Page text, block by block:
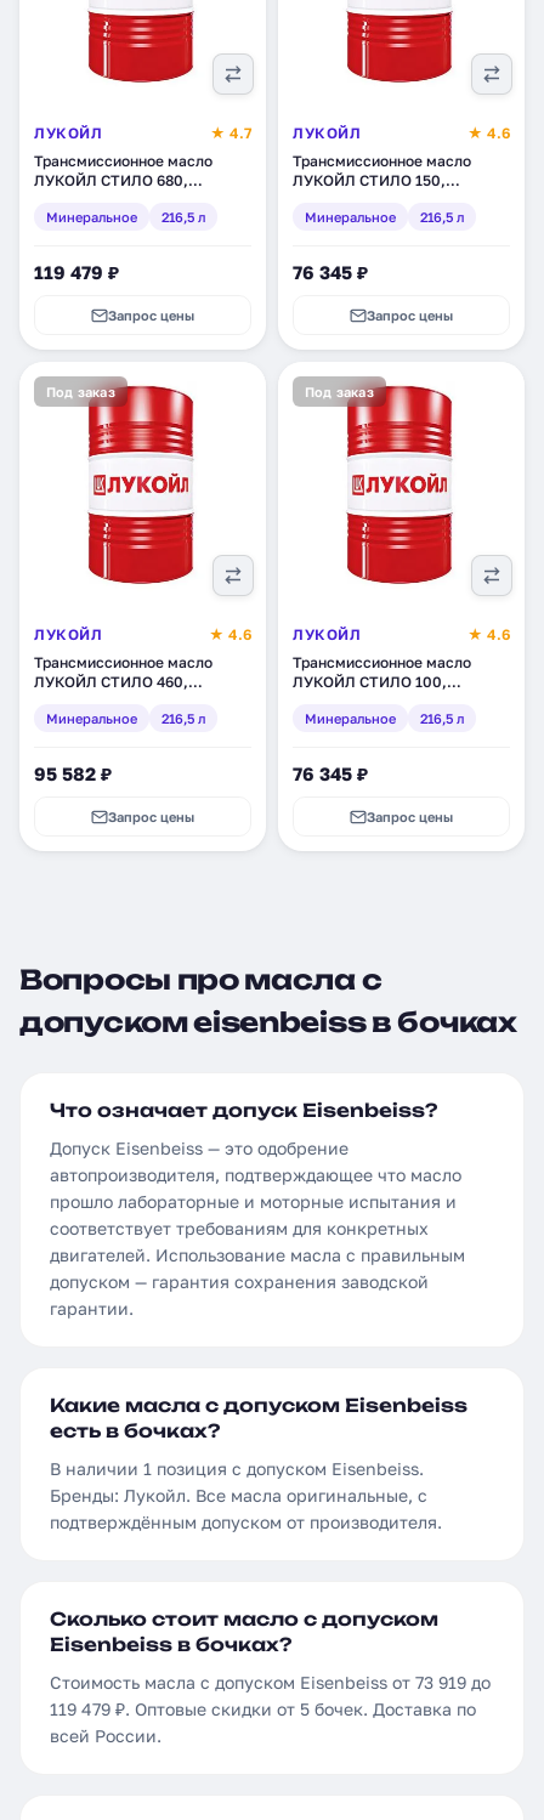
ЛУКОЙЛ
★ 4.7
Трансмиссионное масло
ЛУКОЙЛ СТИЛО 680,
(132970)
Минеральное 216,5 л
119 479 ₽
Запрос цены
ЛУКОЙЛ
★ 4.6
Трансмиссионное масло
ЛУКОЙЛ СТИЛО 150,
(132610)
Минеральное 216,5 л
76 345 ₽
Запрос цены
Под заказ
ЛУКОЙЛ
★ 4.6
Трансмиссионное масло
ЛУКОЙЛ СТИЛО 460,
Минеральное 216,5 л
95 582 ₽
Запрос цены
Под заказ
ЛУКОЙЛ
★ 4.6
Трансмиссионное масло
ЛУКОЙЛ СТИЛО 100,
Минеральное 216,5 л
76 345 ₽
Запрос цены
Вопросы про масла с
допуском eisenbeiss в бочках
Что означает допуск Eisenbeiss?
Допуск Eisenbeiss — это одобрение
автопроизводителя, подтверждающее что масло
прошло лабораторные и моторные испытания и
соответствует требованиям для конкретных
двигателей. Использование масла с правильным
допуском — гарантия сохранения заводской
гарантии.
Какие масла с допуском Eisenbeiss
есть в бочках?
В наличии 1 позиция с допуском Eisenbeiss.
Бренды: Лукойл. Все масла оригинальные, с
подтверждённым допуском от производителя.
Сколько стоит масло с допуском
Eisenbeiss в бочках?
Стоимость масла с допуском Eisenbeiss от 73 919 до
119 479 ₽. Оптовые скидки от 5 бочек. Доставка по
всей России.